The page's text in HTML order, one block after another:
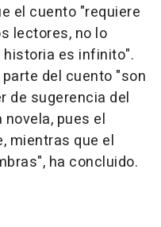
el cuento "requiere
lectores, no lo
historia es infinito".
del cuento "son
de sugerencia del
pues el
mientras que el
ha concluido.